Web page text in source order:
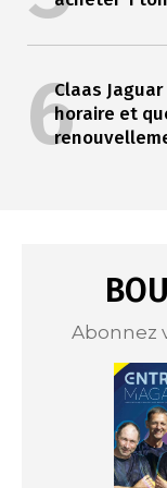
6Claas
horaire et
Abonnez